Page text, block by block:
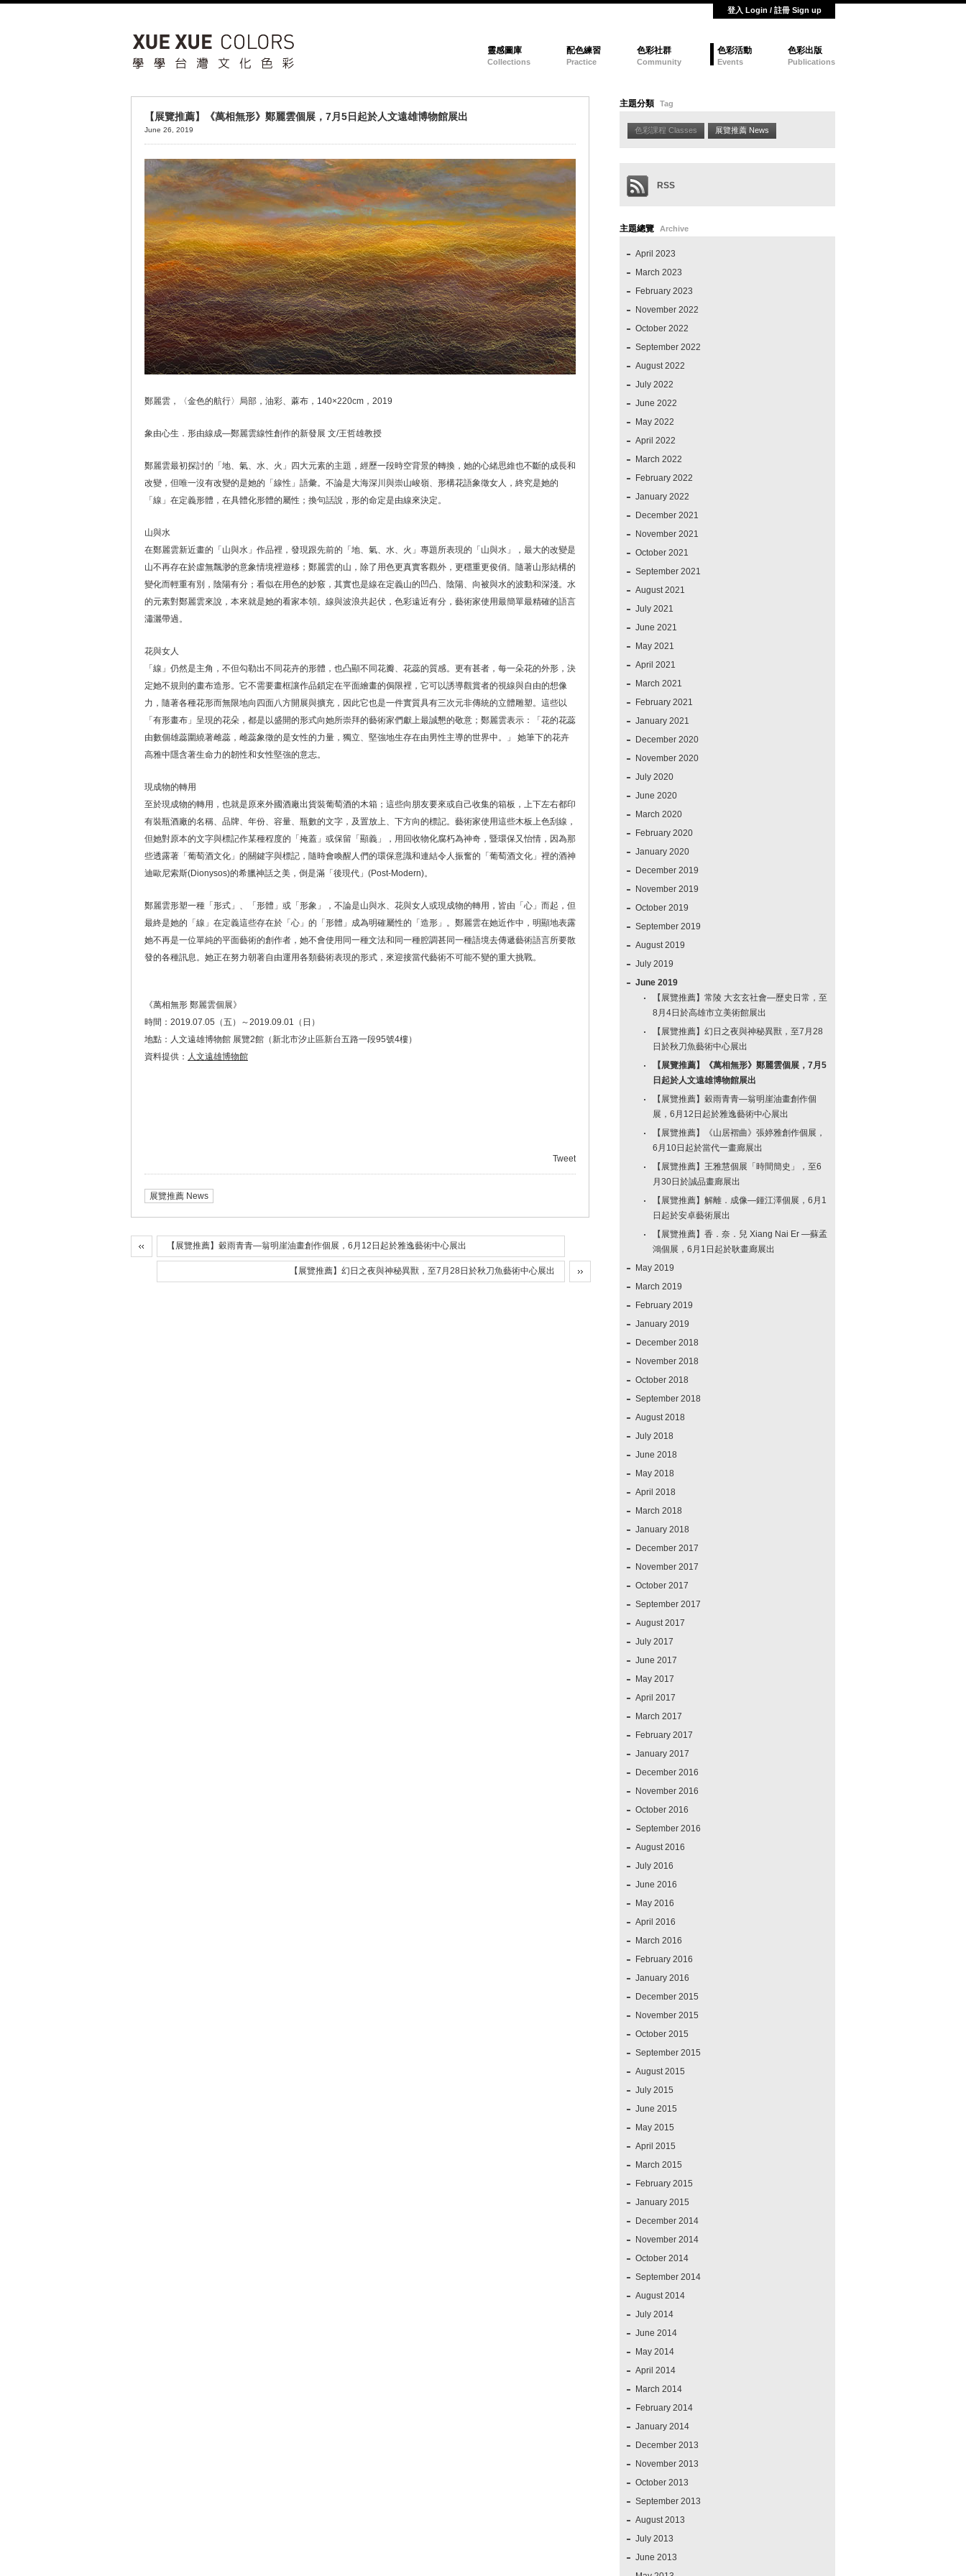
登入 Login / 註冊 Sign up
靈感圖庫
Collections
配色練習
Practice
色彩社群
Community
色彩活動
Events
色彩出版
Publications
【展覽推薦】《萬相無形》鄭麗雲個展，7月5日起於人文遠雄博物館展出
June 26, 2019
鄭麗雲，〈金色的航行〉局部，油彩、蔴布，140×220cm，2019
象由心生．形由線成—鄭麗雲線性創作的新發展 文/王哲雄教授
鄭麗雲最初探討的「地、氣、水、火」四大元素的主題，經歷一段時空背景的轉換，她的心緒思維也不斷的成長和
改變，但唯一沒有改變的是她的「線性」語彙。不論是大海深川與崇山峻嶺、形構花語象徵女人，終究是她的
「線」在定義形體，在具體化形體的屬性；換句話說，形的命定是由線來決定。
山與水
在鄭麗雲新近畫的「山與水」作品裡，發現跟先前的「地、氣、水、火」專題所表現的「山與水」，最大的改變是
山不再存在於虛無飄渺的意象情境裡遊移；鄭麗雲的山，除了用色更真實客觀外，更穩重更俊俏。隨著山形結構的
變化而輕重有別，陰陽有分；看似在用色的妙竅，其實也是線在定義山的凹凸、陰陽、向被與水的波動和深淺。水
的元素對鄭麗雲來說，本來就是她的看家本領。線與波浪共起伏，色彩遠近有分，藝術家使用最簡單最精確的語言
瀟灑帶過。
花與女人
「線」仍然是主角，不但勾勒出不同花卉的形體，也凸顯不同花瓣、花蕊的質感。更有甚者，每一朵花的外形，決
定她不規則的畫布造形。它不需要畫框讓作品鎖定在平面繪畫的侷限裡，它可以誘導觀賞者的視線與自由的想像
力，隨著各種花形而無限地向四面八方開展與擴充，因此它也是一件實質具有三次元非傳統的立體雕塑。這些以
「有形畫布」呈現的花朵，都是以盛開的形式向她所崇拜的藝術家們獻上最誠懇的敬意；鄭麗雲表示：「花的花蕊
由數個雄蕊圍繞著雌蕊，雌蕊象徵的是女性的力量，獨立、堅強地生存在由男性主導的世界中。」 她筆下的花卉
高雅中隱含著生命力的韌性和女性堅強的意志。
現成物的轉用
至於現成物的轉用，也就是原來外國酒廠出貨裝葡萄酒的木箱；這些向朋友要來或自己收集的箱板，上下左右都印
有裝瓶酒廠的名稱、品牌、年份、容量、瓶數的文字，及置放上、下方向的標記。藝術家使用這些木板上色刮線，
但她對原本的文字與標記作某種程度的「掩蓋」或保留「顯義」，用回收物化腐朽為神奇，暨環保又怡情，因為那
些透露著「葡萄酒文化」的關鍵字與標記，隨時會喚醒人們的環保意識和連結令人振奮的「葡萄酒文化」裡的酒神
迪歐尼索斯(Dionysos)的希臘神話之美，倒是滿「後現代」(Post-Modern)。
鄭麗雲形塑一種「形式」、「形體」或「形象」，不論是山與水、花與女人或現成物的轉用，皆由「心」而起，但
最終是她的「線」在定義這些存在於「心」的「形體」成為明確屬性的「造形」。鄭麗雲在她近作中，明顯地表露
她不再是一位單純的平面藝術的創作者，她不會使用同一種文法和同一種腔調甚同一種語境去傳遞藝術語言所要散
發的各種訊息。她正在努力朝著自由運用各類藝術表現的形式，來迎接當代藝術不可能不變的重大挑戰。
《萬相無形 鄭麗雲個展》
時間：2019.07.05（五）～2019.09.01（日）
地點：人文遠雄博物館 展覽2館（新北市汐止區新台五路一段95號4樓）
資料提供： 人文遠雄博物館
Tweet
展覽推薦 News
【展覽推薦】穀雨青青—翁明崖油畫創作個展，6月12日起於雅逸藝術中心展出
【展覽推薦】幻日之夜與神秘異獸，至7月28日於秋刀魚藝術中心展出
主題分類 Tag
色彩課程 Classes 展覽推薦 News
RSS
主題總覽 Archive
April 2023
March 2023
February 2023
November 2022
October 2022
September 2022
August 2022
July 2022
June 2022
May 2022
April 2022
March 2022
February 2022
January 2022
December 2021
November 2021
October 2021
September 2021
August 2021
July 2021
June 2021
May 2021
April 2021
March 2021
February 2021
January 2021
December 2020
November 2020
July 2020
June 2020
March 2020
February 2020
January 2020
December 2019
November 2019
October 2019
September 2019
August 2019
July 2019
June 2019
【展覽推薦】常陵 大玄玄社會—歷史日常，至
8月4日於高雄市立美術館展出
【展覽推薦】幻日之夜與神秘異獸，至7月28
日於秋刀魚藝術中心展出
【展覽推薦】《萬相無形》鄭麗雲個展，7月5
日起於人文遠雄博物館展出
【展覽推薦】穀雨青青—翁明崖油畫創作個
展，6月12日起於雅逸藝術中心展出
【展覽推薦】《山居褶曲》張婷雅創作個展，
6月10日起於當代一畫廊展出
【展覽推薦】王雅慧個展「時間簡史」，至6
月30日於誠品畫廊展出
【展覽推薦】解離．成像—鍾江澤個展，6月1
日起於安卓藝術展出
【展覽推薦】香．奈．兒 Xiang Nai Er —蘇孟
鴻個展，6月1日起於耿畫廊展出
May 2019
March 2019
February 2019
January 2019
December 2018
November 2018
October 2018
September 2018
August 2018
July 2018
June 2018
May 2018
April 2018
March 2018
January 2018
December 2017
November 2017
October 2017
September 2017
August 2017
July 2017
June 2017
May 2017
April 2017
March 2017
February 2017
January 2017
December 2016
November 2016
October 2016
September 2016
August 2016
July 2016
June 2016
May 2016
April 2016
March 2016
February 2016
January 2016
December 2015
November 2015
October 2015
September 2015
August 2015
July 2015
June 2015
May 2015
April 2015
March 2015
February 2015
January 2015
December 2014
November 2014
October 2014
September 2014
August 2014
July 2014
June 2014
May 2014
April 2014
March 2014
February 2014
January 2014
December 2013
November 2013
October 2013
September 2013
August 2013
July 2013
June 2013